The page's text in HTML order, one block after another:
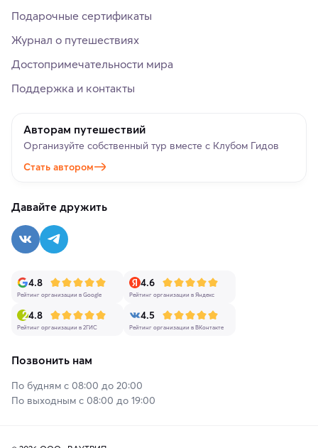
Подарочные сертификаты
Журнал о путешествиях
Достопримечательности мира
Поддержка и контакты
Авторам путешествий
Организуйте собственный тур вместе с Клубом Гидов
Стать автором
Давайте дружить
4.8
Рейтинг организации в Google
4.6
Рейтинг организации в Яндекс
4.8
Рейтинг организации в 2ГИС
4.5
Рейтинг организации в ВКонтакте
Позвонить нам
По будням с 08:00 до 20:00
По выходным с 08:00 до 19:00